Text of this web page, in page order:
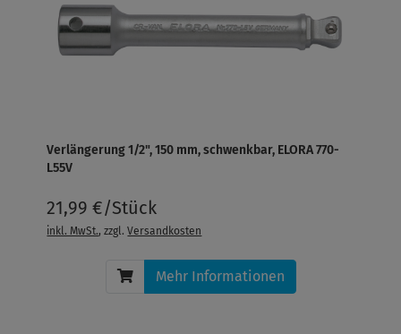
Verlängerung 1/2", 150 mm, schwenkbar, ELORA 770-
L55V
21,99 €/Stück
inkl. MwSt., zzgl.Versandkosten
Mehr Informationen